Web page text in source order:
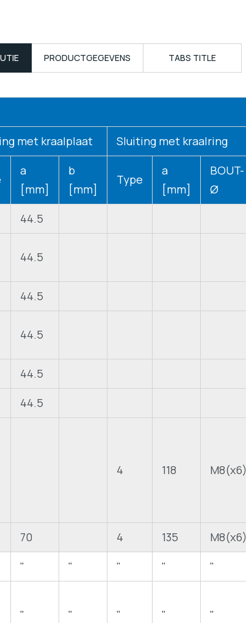
PRODUCTGEGEVENS TABS TITLE
met kraalplaat
Sluiting met kraalring
a
[mm]
b
[mm]
Type
a
[mm]
BOUT-
Ø
44.5
44.5
44.5
44.5
44.5
44.5
4 118 M8(x6)
70 4 135 M8(x6)
" " " " "
" " " " "